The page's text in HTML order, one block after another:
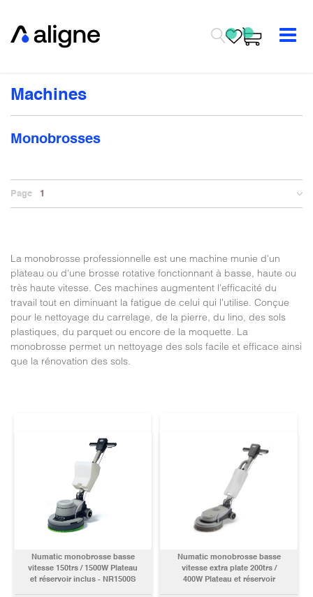
Machines
Monobrosses
Page 1
La monobrosse professionnelle est une machine munie d'un
plateau ou d'une brosse rotative fonctionnant à basse, haute ou
très haute vitesse. Ces machines augmentent l'efficacité du
travail tout en diminuant la fatigue de celui qui l'utilise. Conçue
pour le nettoyage du carrelage, de la pierre, du lino, des sols
plastiques, du parquet ou encore de la moquette. La
monobrosse permet un nettoyage des sols facile et efficace ainsi
que la rénovation des sols.
Numatic monobrosse basse
vitesse 150trs / 1500W Plateau
et réservoir inclus - NR1500S
Numatic monobrosse basse
vitesse extra plate 200trs /
400W Plateau et réservoir